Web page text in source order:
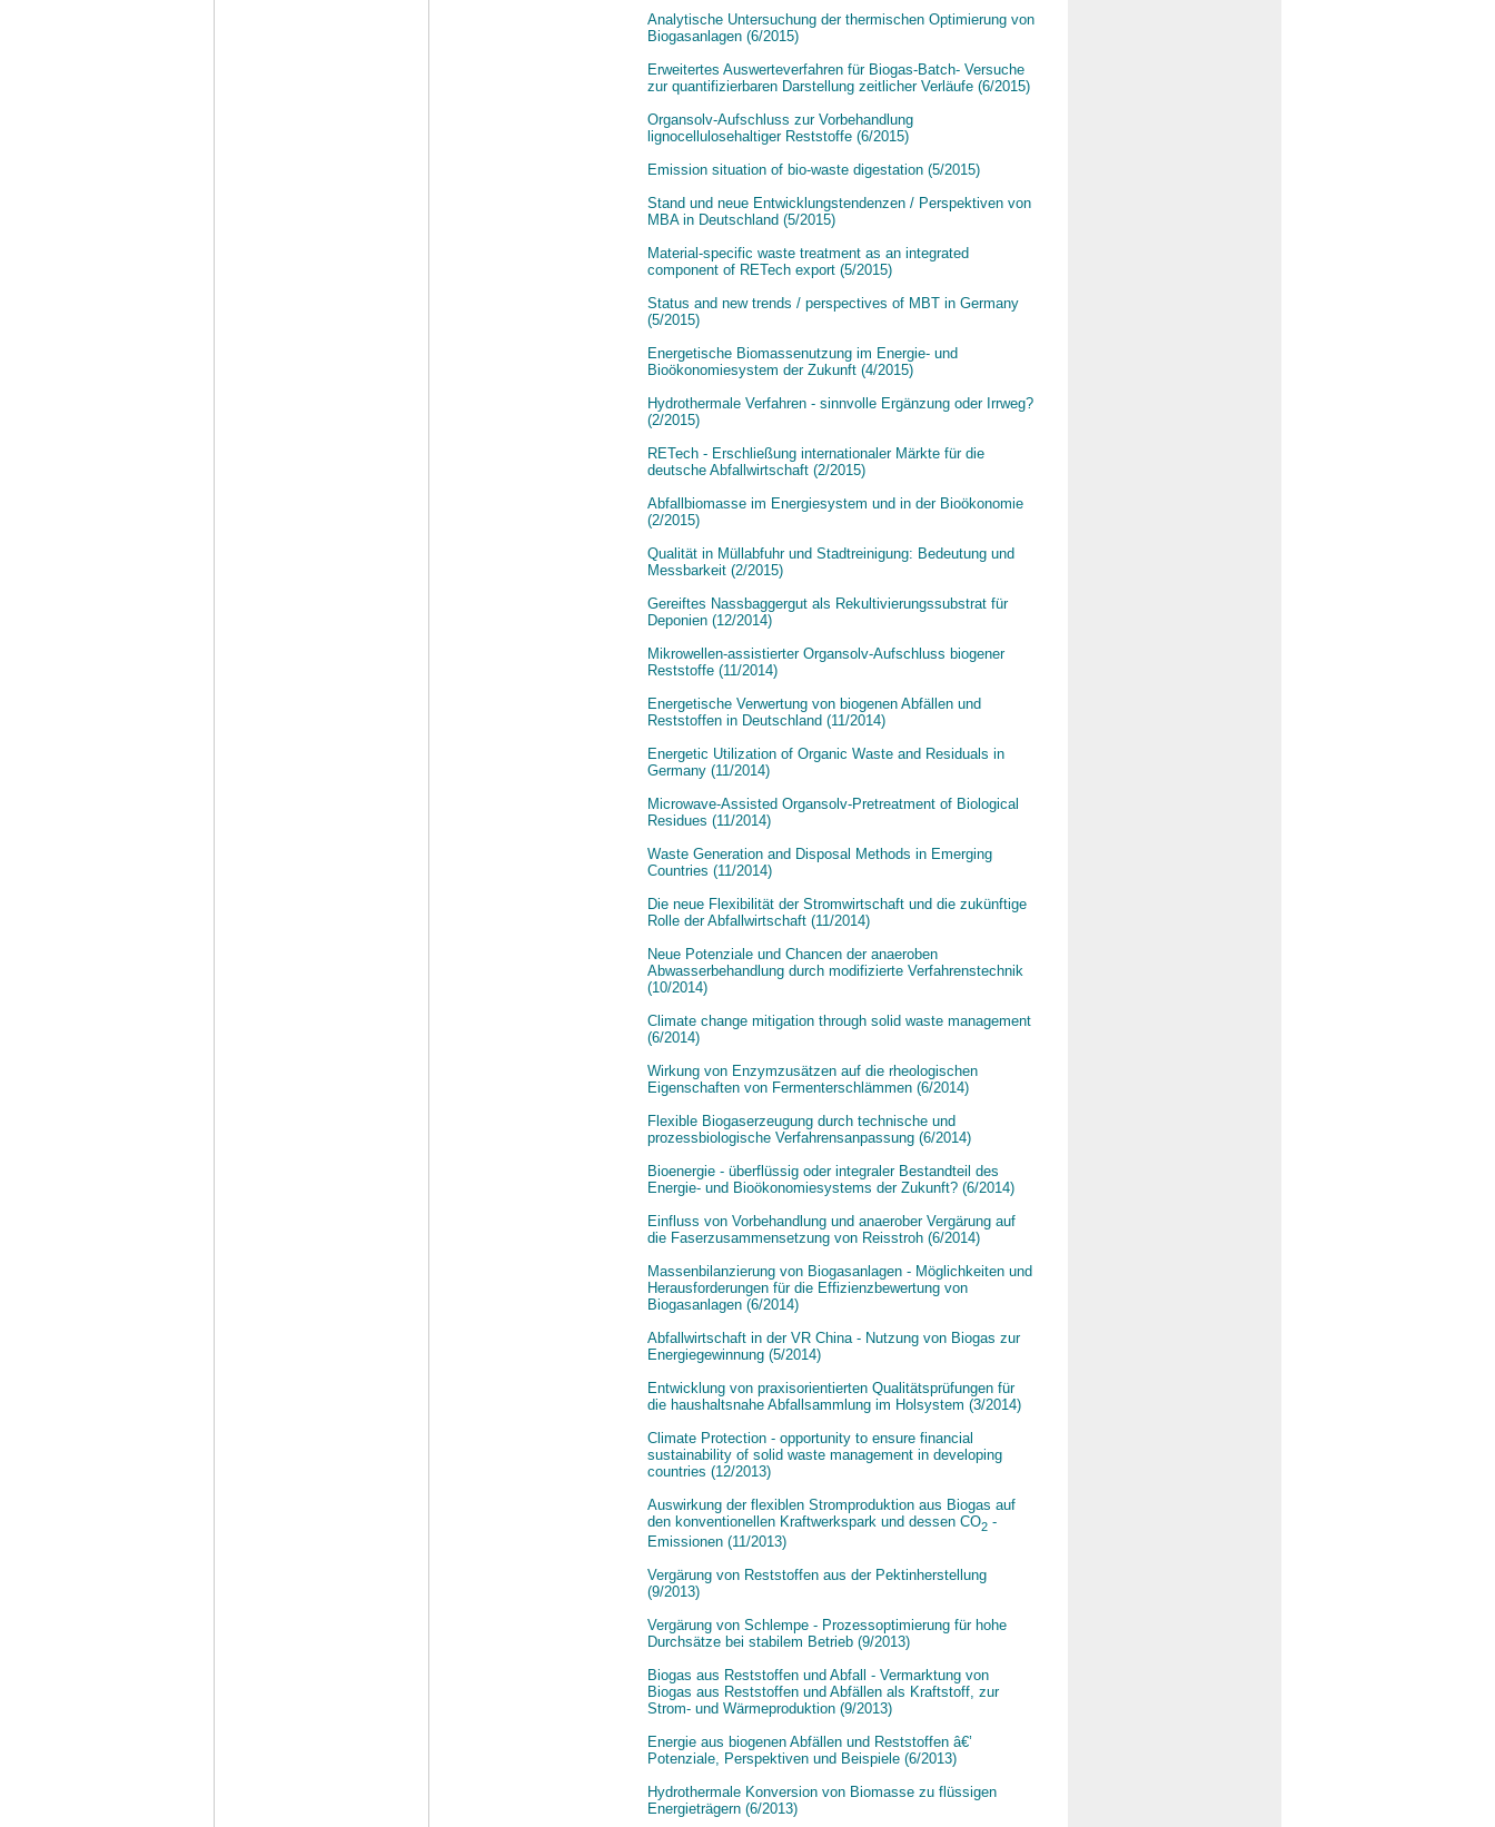
Analytische Untersuchung der thermischen Optimierung von
Biogasanlagen (6/2015)
Erweitertes Auswerteverfahren für Biogas-Batch- Versuche
zur quantifizierbaren Darstellung zeitlicher Verläufe (6/2015)
Organsolv-Aufschluss zur Vorbehandlung
lignocellulosehaltiger Reststoffe (6/2015)
Emission situation of bio-waste digestation (5/2015)
Stand und neue Entwicklungstendenzen / Perspektiven von
MBA in Deutschland (5/2015)
Material-specific waste treatment as an integrated
component of RETech export (5/2015)
Status and new trends / perspectives of MBT in Germany
(5/2015)
Energetische Biomassenutzung im Energie- und
Bioökonomiesystem der Zukunft (4/2015)
Hydrothermale Verfahren - sinnvolle Ergänzung oder Irrweg?
(2/2015)
RETech - Erschließung internationaler Märkte für die
deutsche Abfallwirtschaft (2/2015)
Abfallbiomasse im Energiesystem und in der Bioökonomie
(2/2015)
Qualität in Müllabfuhr und Stadtreinigung: Bedeutung und
Messbarkeit (2/2015)
Gereiftes Nassbaggergut als Rekultivierungssubstrat für
Deponien (12/2014)
Mikrowellen-assistierter Organsolv-Aufschluss biogener
Reststoffe (11/2014)
Energetische Verwertung von biogenen Abfällen und
Reststoffen in Deutschland (11/2014)
Energetic Utilization of Organic Waste and Residuals in
Germany (11/2014)
Microwave-Assisted Organsolv-Pretreatment of Biological
Residues (11/2014)
Waste Generation and Disposal Methods in Emerging
Countries (11/2014)
Die neue Flexibilität der Stromwirtschaft und die zukünftige
Rolle der Abfallwirtschaft (11/2014)
Neue Potenziale und Chancen der anaeroben
Abwasserbehandlung durch modifizierte Verfahrenstechnik
(10/2014)
Climate change mitigation through solid waste management
(6/2014)
Wirkung von Enzymzusätzen auf die rheologischen
Eigenschaften von Fermenterschlämmen (6/2014)
Flexible Biogaserzeugung durch technische und
prozessbiologische Verfahrensanpassung (6/2014)
Bioenergie - überflüssig oder integraler Bestandteil des
Energie- und Bioökonomiesystems der Zukunft? (6/2014)
Einfluss von Vorbehandlung und anaerober Vergärung auf
die Faserzusammensetzung von Reisstroh (6/2014)
Massenbilanzierung von Biogasanlagen - Möglichkeiten und
Herausforderungen für die Effizienzbewertung von
Biogasanlagen (6/2014)
Abfallwirtschaft in der VR China - Nutzung von Biogas zur
Energiegewinnung (5/2014)
Entwicklung von praxisorientierten Qualitätsprüfungen für
die haushaltsnahe Abfallsammlung im Holsystem (3/2014)
Climate Protection - opportunity to ensure financial
sustainability of solid waste management in developing
countries (12/2013)
Auswirkung der flexiblen Stromproduktion aus Biogas auf
den konventionellen Kraftwerkspark und dessen CO2 -
Emissionen (11/2013)
Vergärung von Reststoffen aus der Pektinherstellung
(9/2013)
Vergärung von Schlempe - Prozessoptimierung für hohe
Durchsätze bei stabilem Betrieb (9/2013)
Biogas aus Reststoffen und Abfall - Vermarktung von
Biogas aus Reststoffen und Abfällen als Kraftstoff, zur
Strom- und Wärmeproduktion (9/2013)
Energie aus biogenen Abfällen und Reststoffen â€’
Potenziale, Perspektiven und Beispiele (6/2013)
Hydrothermale Konversion von Biomasse zu flüssigen
Energieträgern (6/2013)